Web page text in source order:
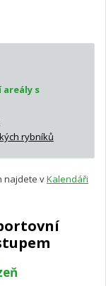
s
rybníků
najdete vKalendáři